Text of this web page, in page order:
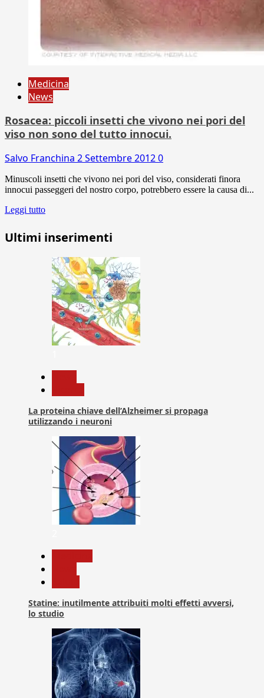
Medicina
News
Rosacea: piccoli insetti che vivono nei pori del
viso non sono del tutto innocui.
Salvo Franchina 2 Settembre 20120
Minuscoli insetti che vivono nei pori del viso, considerati finora
innocui passeggeri del nostro corpo, potrebbero essere la causa di...
Leggi tutto
Ultimi inserimenti
La proteina chiave dell’Alzheimer si propaga
utilizzando i neuroni
Statine: inutilmente attribuiti molti effetti avversi,
lo studio